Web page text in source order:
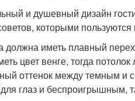
и душевный дизайн
которыми
иметь плавный
цвет венге, тогда
оттенок между темным и
глаз и беспроигрышным,